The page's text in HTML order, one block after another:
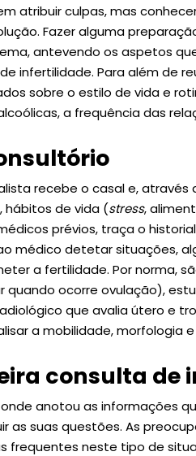
atribuir culpas, mas
Fazer alguma
antevendo os aspetos
infertilidade. Para além de
sobre o estilo de vida e
a frequência das
recebe o casal e,
hábitos de vida (stress,
prévios, traça o
médico detetar situações,
a fertilidade. Por norma,
quando ocorre ovulação),
que avalia útero e
a mobilidade, morfologia
consulta de
anotou as informações
as suas questões. As
frequentes neste tipo de